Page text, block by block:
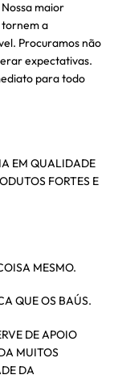
maior
tornem a
Procuramos não
expectativas.
para todo
EM QUALIDADE
FORTES E
MESMO.
QUE OS BAÚS.
DE APOIO
MUITOS
DA